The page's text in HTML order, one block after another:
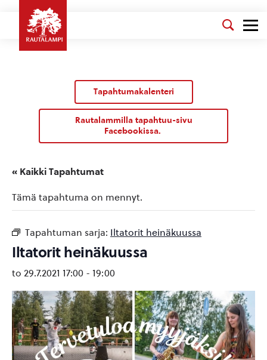
Tapahtumakalenteri
Rautalammilla tapahtuu-sivu
Facebookissa.
« Kaikki Tapahtumat
Tämä tapahtuma on mennyt.
Tapahtuman sarja: Iltatorit heinäkuussa
Iltatorit heinäkuussa
to 29.7.2021 17:00 - 19:00